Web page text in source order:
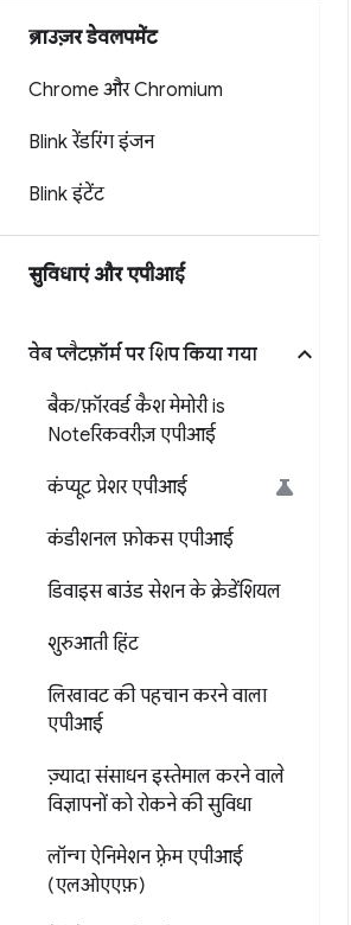
ब्राउज़र डेवलपमेंट
Chrome और Chromium
Blink रेंडरिंग इंजन
Blink इंटेंट
सुविधाएं और एपीआई
वेब प्लैटफ़ॉर्म पर शिप किया गया
बैक/फ़ॉरवर्ड कैश मेमोरी is
Noteरिकवरीज़ एपीआई
कंप्यूट प्रेशर एपीआई
कंडीशनल फ़ोकस एपीआई
डिवाइस बाउंड सेशन के क्रेडेंशियल
शुरुआती हिंट
लिखावट की पहचान करने वाला
एपीआई
ज़्यादा संसाधन इस्तेमाल करने वाले
विज्ञापनों को रोकने की सुविधा
लॉन्ग ऐनिमेशन फ़्रेम एपीआई
(एलओएएफ़)